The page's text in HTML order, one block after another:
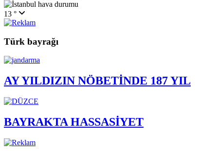
13 °
Türk bayrağı
AY YILDIZIN NÖBETİNDE 187 YIL
BAYRAKTA HASSASİYET